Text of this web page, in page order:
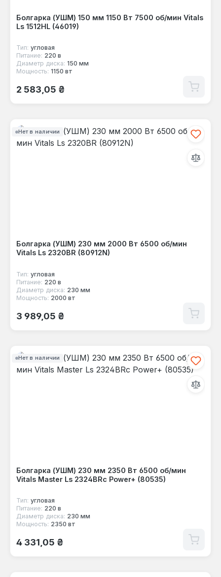
Болгарка (УШМ) 150 мм 1150 Вт 7500 об/мин Vitals
Ls 1512HL (46019)
Тип: угловая
Питание: 220 в
Диаметр диска: 150 мм
Мощность: 1150 вт
Обычная цена:
2 583,05 ₴
Нет в наличии
Болгарка (УШМ) 230 мм 2000 Вт 6500 об/мин
Vitals Ls 2320BR (80912N)
Тип: угловая
Питание: 220 в
Диаметр диска: 230 мм
Мощность: 2000 вт
Обычная цена:
3 989,05 ₴
Нет в наличии
Болгарка (УШМ) 230 мм 2350 Вт 6500 об/мин
Vitals Master Ls 2324BRc Power+ (80535)
Тип: угловая
Питание: 220 в
Диаметр диска: 230 мм
Мощность: 2350 вт
Обычная цена:
4 331,05 ₴